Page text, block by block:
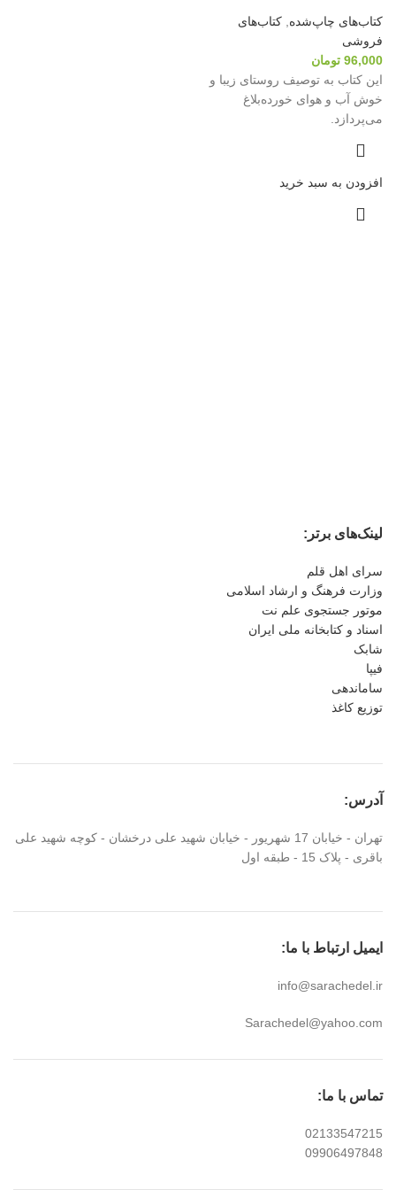
کتاب‌های چاپ‌شده کتاب‌های
فروشی
96,000 تومان
این کتاب به توصیف روستای زیبا و
خوش آب و هوای خورده‌بلاغ
می‌پردازد.
افزودن به سبد خرید
لینک‌های برتر:
سرای اهل قلم
وزارت فرهنگ و ارشاد اسلامی
موتور جستجوی علم نت
اسناد و کتابخانه ملی ایران
شابک
فیپا
ساماندهی
توزیع کاغذ
آدرس:
تهران - خیابان 17 شهریور - خیابان شهید علی درخشان - کوچه شهید علی
باقری - پلاک 15 - طبقه اول
ایمیل ارتباط با ما:
info@sarachedel.ir
Sarachedel@yahoo.com
تماس با ما:
02133547215
09906497848